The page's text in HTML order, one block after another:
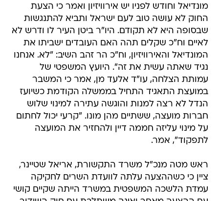
מונדיאל וחודש לפניו יש אירוויזיון ואמר כי הצעת
החוק לא עושה טוב לעם ישראל ותביא להתנגשות
שבסופה היא לא תקודם. היו"ר ביטן העיר לו ודרש לא
לאיים וח"כ שקלים תהה האם העובדים ישביתו את
המונדיאל והאירוויזיון, וח"כ הר זהב השיב: "לא. אנחנו
נגיד שאתה עשית את זה". היועץ המשפטי של
עמותת הצלחה, עו"ד אלעד מן, אמר כי המשבר
במועצת התאגיד התחיל בממשלה הקודמת כשיועז
הנדל לא רצה למנות והוגשה עתירה למינוי שלוש
חברות מועצה, ששתיים מהן מונו. "קרעי יכול לחתום
על מינוי עליזה חממה דיין ולהחזיר את המועצה
לתפקוד", אמר.
ראש מטה מנכ"ל משרד התקשורת, אריאל שטיינר,
ציין כי כשההצעה עלתה לוועדת השרים לחקיקה
עמדת הלשכה המשפטית במשרד הייתה שקיים קושי